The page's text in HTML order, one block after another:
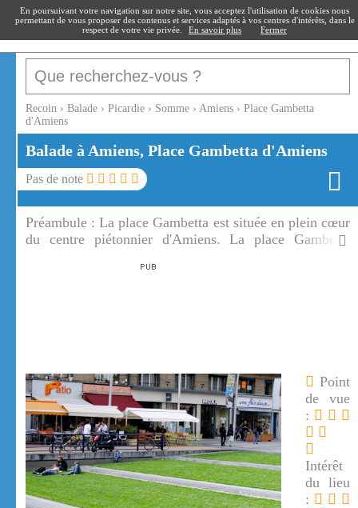
recoin.fr
Recoin › Balade › Picardie › Somme › Amiens › Place Gambetta
d'Amiens
Balade à Amiens, Place Gambetta d'Amiens
Pas de note
Préambule :La place Gambetta est située en plein cœur
du centre piétonnier d'Amiens. La place Gambetta
été à Amiens ou le jardin du Père Noël.
Point
de vue
:
Intérêt
du lieu
:
En poursuivant votre navigation sur notre site, vous acceptez l'utilisation de cookies nous
permettant de vous proposer des contenus et services adaptés à vos centres d'intérêts, dans le
respect de votre vie privée.
En savoir plus Fermer